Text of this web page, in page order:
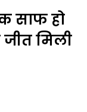
साफ हो
मिली